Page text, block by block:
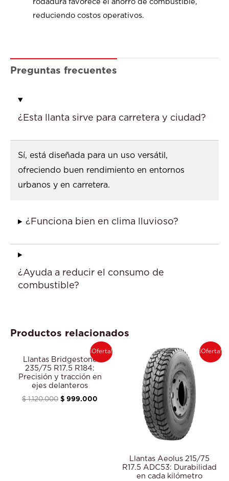
rodadura favorece el ahorro de combustible,
reduciendo costos operativos.
Preguntas frecuentes
¿Esta llanta sirve para carretera y ciudad?
Sí, está diseñada para un uso versátil,
ofreciendo buen rendimiento en entornos
urbanos y en carretera.
¿Funciona bien en clima lluvioso?
¿Ayuda a reducir el consumo de
combustible?
Productos relacionados
¡Oferta!
Llantas Bridgestone
235/75 R17.5 R184:
Precisión y tracción en
ejes delanteros
$1.120.000
precio
original
era:
$ 1.120.000.
$ 999.000
El
precio
es:
¡Oferta!
Llantas Aeolus 215/75
R17.5 ADC53: Durabilidad
en cada kilómetro
El
precio
original
era:
$ 650.000.
El
precio